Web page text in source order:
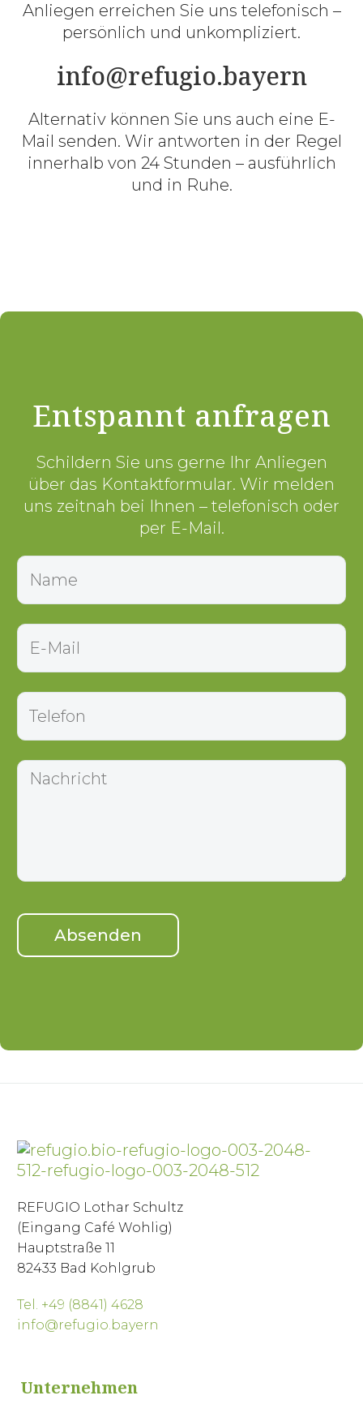
Anliegen erreichen Sie uns telefonisch –
persönlich und unkompliziert.
info@refugio.bayern
Alternativ können Sie uns auch eine E-
Mail senden. Wir antworten in der Regel
innerhalb von 24 Stunden – ausführlich
und in Ruhe.
Entspannt anfragen
Schildern Sie uns gerne Ihr Anliegen
über das Kontaktformular. Wir melden
uns zeitnah bei Ihnen – telefonisch oder
per E-Mail.
REFUGIO Lothar Schultz
(Eingang Café Wohlig)
Hauptstraße 11
82433 Bad Kohlgrub
Tel. +49 (8841) 4628
info@refugio.bayern
Unternehmen